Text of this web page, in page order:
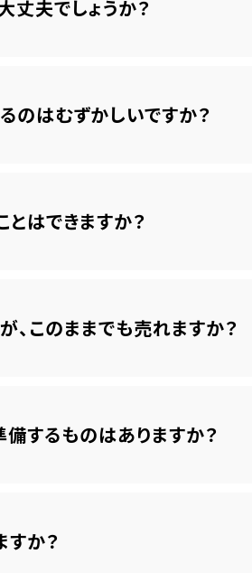
丈夫でしょうか？
のはむずかしいですか？
はできますか？
このままでも売れますか？
するものはありますか？
か？